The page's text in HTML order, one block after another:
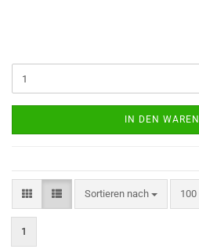
IN DEN
Sortieren nach
Sortieren nach 100
pro
1